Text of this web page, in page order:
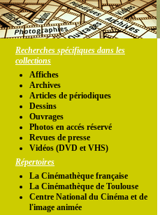
Recherches spécifiques dans les
collections
Affiches
Archives
Articles de périodiques
Dessins
Ouvrages
Photos en accés réservé
Revues de presse
Vidéos (DVD et VHS)
Répertoires
La Cinémathèque française
La Cinémathèque de Toulouse
Centre National du Cinéma et de
l'image animée